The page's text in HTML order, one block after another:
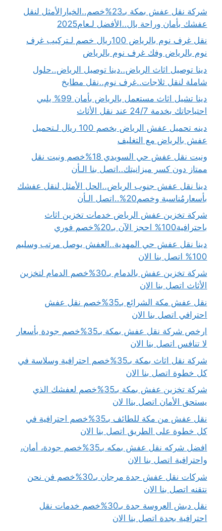
شركة نقل عفش بمكة بـ23%خصم..الخيارالأمثل لنقل
عفشك بأمان وراحة بال..الأفضل لـعام2025
نقل غرف نوم بالرياض 100ريال خصم لـتركيب غرف
نوم بالرياض وفك غرف نوم بالرياض
دينا توصيل اثاث الرياض..دينا توصيل الرياض..حلول
شاملة لنقل ثلاجات..غرف نوم..نقل مطابخ
دينا تشيل اثاث مستعمل بالرياض بأمان 99% يلبي
احتياجاتك بخدمة 24/7 عند نقل الأثاث
دينه تحميل عفش الرياض بخصم 100 ريال لـتحميل
عفش بالرياض مع التغليف
ونيت نقل عفش حي السويدي 18%خصم ونيت نقل
ممتاز دون كسر ميزانيتك..اتصل بنا الـأن
دينا نقل عفش جنوب الرياض..الحل الأمثل لنقل عفشك
بأسعارمُناسبة وخصم20%..اتصل الـأن
شركة تخزين عفش الرياض خدمات تخزين اثاث
باحترافية100% احجز الآن بـ20%خصم فوري
دينا نقل عفش حي المهدية..العفش يوصل مرتب وسليم
100% اتصل بنا الان
شركة تخزين عفش بالدمام بـ30%خصم الدمام لتخزين
الأثاث اتصل بنا الان
نقل عفش مكة الشرائع بـ35%خصم نقل عفش
احترافي اتصل بنا الان
ارخص شركة نقل عفش بمكة بـ35%خصم جودة بأسعار
لا تنافس اتصل بنا الان
شركة نقل اثاث بمكة بـ35%خصم احترافية وسلاسة في
كل خطوة اتصل بنا الان
شركة تخزين عفش بمكة بـ35%خصم لعفشك الذي
يستحق الأمان اتصل بناا لان
نقل عفش من مكة للطائف بـ35%خصم احترافية في
كل خطوة على الطريق اتصل بنا الان
افضل شركه نقل عفش بمكه بـ35%خصم جودة، أمان،
واحترافية اتصل بنا الان
شركات نقل عفش جدة مرجان بـ30%خصم فن نحن
نتقنه اتصل بنا الان
نقل دبش العروسة جدة بـ30%خصم خدمات نقل
احترافية بجدة اتصل بنا الان